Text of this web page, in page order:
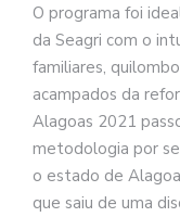
O programa foi
da Seagri com o
familiares,
acampados da
Alagoas 2021
metodologia por
o estado de
que saiu de uma